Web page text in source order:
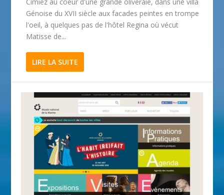
Génoise du XVII siècle aux facades peintes en trompe
l'oeil, à quelques pas de l'hôtel Regina où vécut
Matisse de...
LIRE LA SUITE